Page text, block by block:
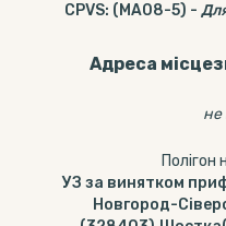
CPVS: (MA08-5) -
Адреса
не
УЗ за винятком
Новгород-